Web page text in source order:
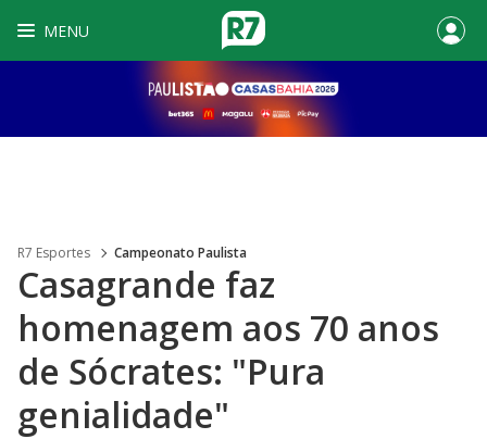
MENU
R7 Esportes Campeonato Paulista
Casagrande faz
homenagem aos 70 anos
de Sócrates: "Pura
genialidade"